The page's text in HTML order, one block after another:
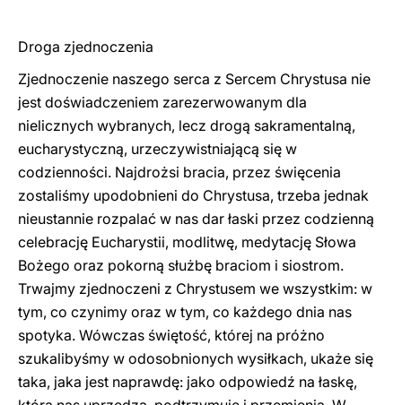
Droga zjednoczenia
Zjednoczenie naszego serca z Sercem Chrystusa nie
jest doświadczeniem zarezerwowanym dla
nielicznych wybranych, lecz drogą sakramentalną,
eucharystyczną, urzeczywistniającą się w
codzienności. Najdrożsi bracia, przez święcenia
zostaliśmy upodobnieni do Chrystusa, trzeba jednak
nieustannie rozpalać w nas dar łaski przez codzienną
celebrację Eucharystii, modlitwę, medytację Słowa
Bożego oraz pokorną służbę braciom i siostrom.
Trwajmy zjednoczeni z Chrystusem we wszystkim: w
tym, co czynimy oraz w tym, co każdego dnia nas
spotyka. Wówczas świętość, której na próżno
szukalibyśmy w odosobnionych wysiłkach, ukaże się
taka, jaka jest naprawdę: jako odpowiedź na łaskę,